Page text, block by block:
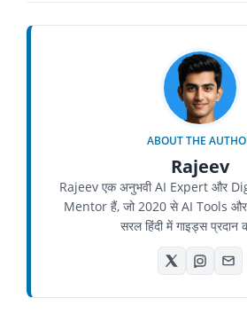
ABOUT THE
Rajeev
Rajeev एक अनुभवी AI Expert और
Mentor हैं, जो 2020 से AI Tools
सरल हिंदी में गाइड्स प्रदान